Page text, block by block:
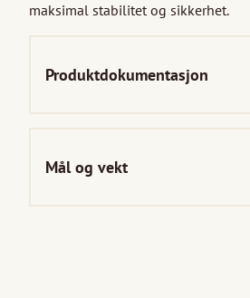
maksimal stabilitet og sikkerhet.
Produktdokumentasjon
Mål og vekt